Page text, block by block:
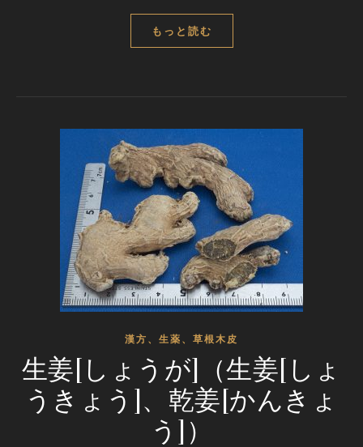
もっと読む
漢方、生薬、草根木皮
生姜[しょうが]（生姜[しょ
うきょう]、乾姜[かんきょ
う]）